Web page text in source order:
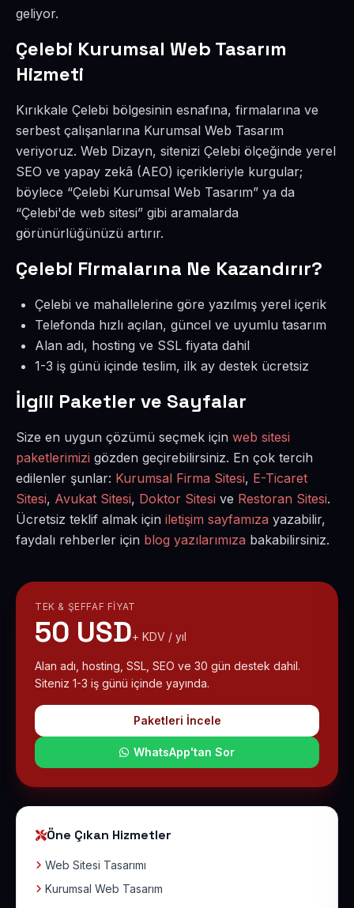
geliyor.
Çelebi Kurumsal Web Tasarım
Hizmeti
Kırıkkale Çelebi bölgesinin esnafına, firmalarına ve
serbest çalışanlarına Kurumsal Web Tasarım
veriyoruz. Web Dizayn, sitenizi Çelebi ölçeğinde yerel
SEO ve yapay zekâ (AEO) içerikleriyle kurgular;
böylece “Çelebi Kurumsal Web Tasarım” ya da
“Çelebi'de web sitesi” gibi aramalarda
görünürlüğünüzü artırır.
Çelebi Firmalarına Ne Kazandırır?
Çelebi ve mahallelerine göre yazılmış yerel içerik
Telefonda hızlı açılan, güncel ve uyumlu tasarım
Alan adı, hosting ve SSL fiyata dahil
1-3 iş günü içinde teslim, ilk ay destek ücretsiz
İlgili Paketler ve Sayfalar
Size en uygun çözümü seçmek için web sitesi
paketlerimizi gözden geçirebilirsiniz. En çok tercih
edilenler şunlar: Kurumsal Firma Sitesi, E-Ticaret
Sitesi, Avukat Sitesi, Doktor Sitesi ve Restoran Sitesi.
Ücretsiz teklif almak için iletişim sayfamıza yazabilir,
faydalı rehberler için blog yazılarımıza bakabilirsiniz.
TEK & ŞEFFAF FIYAT
50 USD+ KDV / yıl
Alan adı, hosting, SSL, SEO ve 30 gün destek dahil.
Siteniz 1-3 iş günü içinde yayında.
Paketleri İncele
WhatsApp'tan Sor
Öne Çıkan Hizmetler
Web Sitesi Tasarımı
Kurumsal Web Tasarım